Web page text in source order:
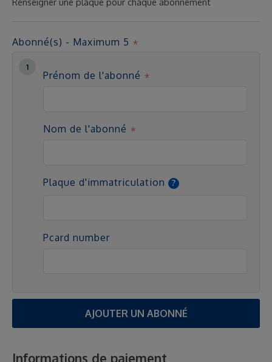
Abonné(s) - Maximum 5
Prénom de l'abonné
Nom de l'abonné
Plaque d'immatriculation
Pcard number
AJOUTER UN ABONNÉ
Informations de paiement